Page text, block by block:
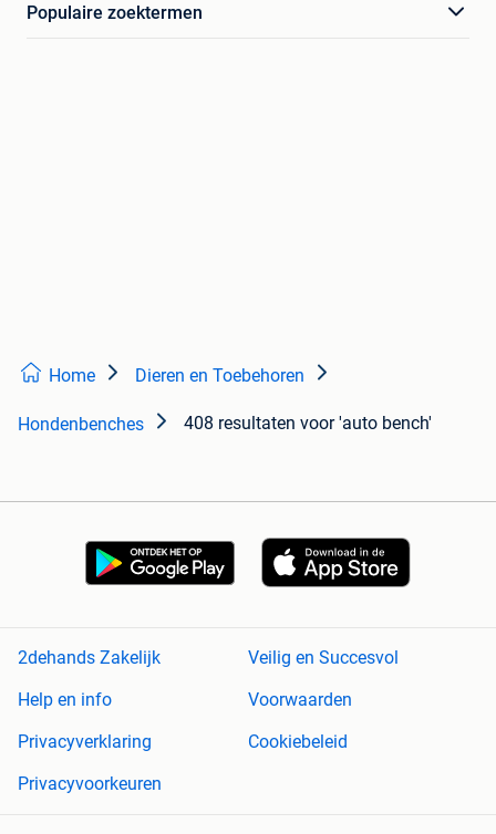
Populaire zoektermen
Home Dieren en Toebehoren
Hondenbenches 408 resultaten voor 'auto bench'
2dehands Zakelijk
Veilig en Succesvol
Help en info
Voorwaarden
Privacyverklaring
Cookiebeleid
Privacyvoorkeuren